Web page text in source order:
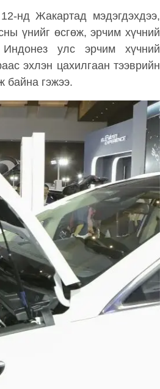
нд Жакартад мэдэгдэхдээ,
үнийг өсгөж, эрчим хүчний
Индонез улс эрчим хүчний
эхлэн цахилгаан тээврийн
байна гэжээ.